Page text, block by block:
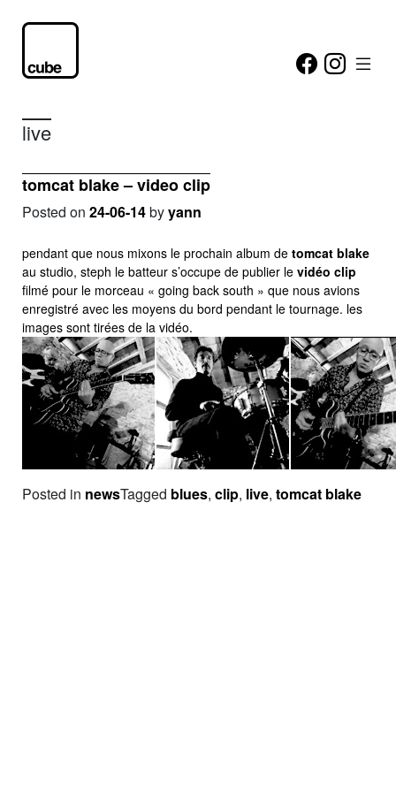
live
tomcat blake – video clip
Posted on 24-06-14byyann
pendant que nous mixons le prochain album de tomcat blake
au studio, steph le batteur s’occupe de publier le vidéo clip
filmé pour le morceau « going back south » que nous avions
enregistré avec les moyens du bord pendant le tournage. les
images sont tirées de la vidéo.
Posted in newsTagged blues, clip, live, tomcat blake